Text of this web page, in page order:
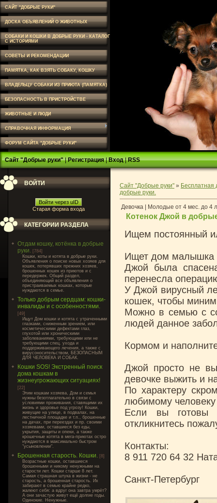
САЙТ "ДОБРЫЕ РУКИ"
ДОСКА ОБЪЯВЛЕНИЙ О ЖИВОТНЫХ
СОБАКИ И КОШКИ В ДОБРЫЕ РУКИ - КАТАЛОГ
С ИСТОРИЯМИ
СОВЕТЫ И РЕКОМЕНДАЦИИ
ПАМЯТКА, КАК ВЗЯТЬ СОБАКУ, КОШКУ
ВЛАДЕЛЬЦУ СОБАКИ ИЗ ПРИЮТА (ПАМЯТКА)
БЕЗОПАСНОСТЬ В ПРИСТРОЙСТВЕ
ЖИВОТНЫЕ И ЛЮДИ
СПРАВОЧНАЯ ИНФОРМАЦИЯ
ФОРУМ САЙТА "ДОБРЫЕ РУКИ"
Сайт "Добрые руки"|Регистрация|Вход|RSS
ВОЙТИ
Войти через uID
Старая форма входа
КАТЕГОРИИ РАЗДЕЛА
Отдам кошку, котёнка в добрые
руки. [784]
Кошки, коты и котята в добрые руки.
Объявления о поиске новых хозяев для
кошек, потерявших прежних хозяев,
брошенных кошек из приютов и с
передержек. Общий раздел,
объединяющий все объявления о
пристраиваемых кошках, которые
нуждаются в семье.
Только добрым сердцам: кошки-
инвалиды и с особенностями.
[49]
Ищут Дом кошки и котята с утраченными
глазками, сниженным зрением, или
косметическими дефектами глаз,
глухотой или хроническими
заболеваниями, требующими или не
требующими спец. ухода и
поддерживающего лечения, а также с
вирусоносительством, БЕЗОПАСНЫМ
ДЛЯ ЧЕЛОВЕКА И СОБАК.
Кошки SOS! Экстренный поиск
дома кошкам в
жизнеугрожающих ситуациях!
[22]
Этим кошкам хозяева, Дом и семья
нужны безотлагательно в связи с
условиями проживания, ставящими их
жизнь и здоровье под угрозу! Кошки,
живущие на улице, в подвалах, на
лестничной площадке и т.п., брошенные
на дачах, при переездах и пр. своими
хозяевами, оставшиеся без еды,
укрытия, защиты и опеки, а также
крошечные котята в мега-приютах остро
нуждаются в максимально быстром
"усыновлении".
Брошенная старость. Кошки. [8]
Возрастные кошки, оставшиеся
брошенными и никому ненужными на
старости лет. Кошки старше 8 лет.
Самая страшная штука в жизни - не
старость, а брошенная старость. Их
забирают в семью крайне редко,
жалеют себя: а вдруг она завтра умрёт?
А они зачастую живут ещё долгие годы.
Одинокие. Ненужные.
Сайт "Добрые руки" » Бесплатная
добрые руки.
Девочка | Молодые от 4 мес. до 4
Котенок Джой в
Ищем постоянный
Ищет дом малышка
Джой была
перенесла
У Джой вирусный
кошек, чтобы
Можно в семью с
людей данное
Кормом и
Джой просто не
девочке выжить и
По характеру
любимому
Если вы готовы
откликнитесь
Контакты:
8 911 720 64 32
Санкт-Петербург